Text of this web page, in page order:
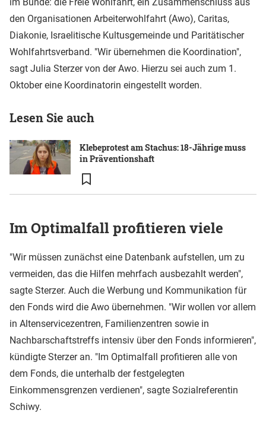
den Organisationen Arbeiterwohlfahrt (Awo), Caritas,
Diakonie, Israelitische Kultusgemeinde und Paritätischer
Wohlfahrtsverband. "Wir übernehmen die Koordination",
sagt Julia Sterzer von der Awo. Hierzu sei auch zum 1.
Oktober eine Koordinatorin eingestellt worden.
Lesen Sie auch
Klebeprotest am Stachus: 18-Jährige muss
in Präventionshaft
Im Optimalfall profitieren viele
"Wir müssen zunächst eine Datenbank aufstellen, um zu
vermeiden, das die Hilfen mehrfach ausbezahlt werden",
sagte Sterzer. Auch die Werbung und Kommunikation für
den Fonds wird die Awo übernehmen. "Wir wollen vor allem
in Altenservicezentren, Familienzentren sowie in
Nachbarschaftstreffs intensiv über den Fonds informieren",
kündigte Sterzer an. "Im Optimalfall profitieren alle von
dem Fonds, die unterhalb der festgelegten
Einkommensgrenzen verdienen", sagte Sozialreferentin
Schiwy.